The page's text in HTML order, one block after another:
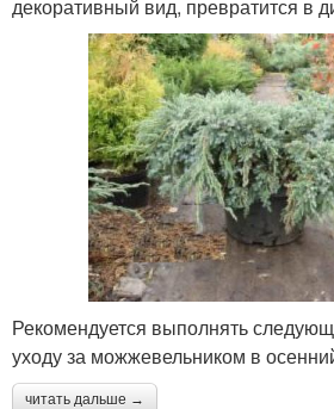
декоративный вид, превратится в
Рекомендуется выполнять
уходу за можжевельником в
читать дальше →